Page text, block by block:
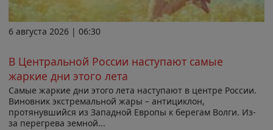
6 августа 2026 | 06:30
В Центральной России наступают самые
жаркие дни этого лета
Самые жаркие дни этого лета наступают в центре России.
Виновник экстремальной жары – антициклон,
протянувшийся из Западной Европы к берегам Волги. Из-
за перегрева земной...